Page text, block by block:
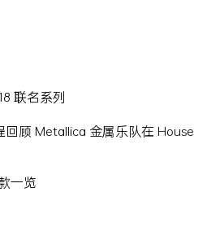
联名系列
顾 Metallica 金属乐队在 House
一览